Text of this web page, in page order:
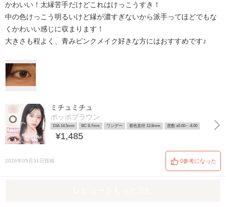
かわいい！太縁苦手だけどこれはけっこうすき！
中の色けっこう明るいけど縁が濃すぎないから派手ってほどでもな
くかわいい感じに収まります！
大きさも程よく、青みピンクメイク好きな方にはおすすめです♪
ミチュミチュ
ポッポブラウン
DIA 14.5mm BC 8.7mm ワンデー 着色直径 13.8mm 度数 ±0.00~ -8.00
¥1,485
2026年05月31日投稿 0参考になった